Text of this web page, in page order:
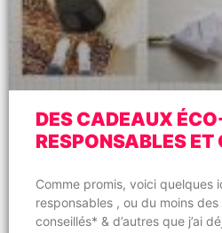
DES CADEAUX
RESPONSABLES
Comme promis, voici quelques
responsables , ou du moins des
conseillés* & d’autres que j’ai